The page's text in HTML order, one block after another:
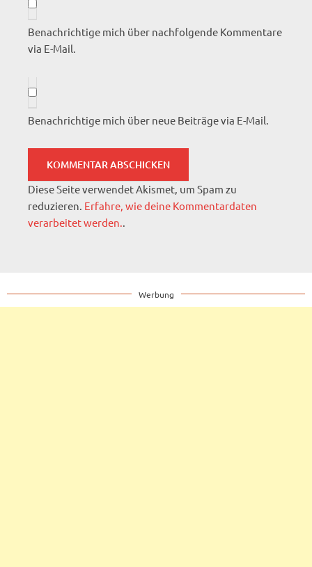
Benachrichtige mich über nachfolgende Kommentare
via E-Mail.
Benachrichtige mich über neue Beiträge via E-Mail.
Diese Seite verwendet Akismet, um Spam zu
reduzieren. Erfahre, wie deine Kommentardaten
verarbeitet werden..
Werbung